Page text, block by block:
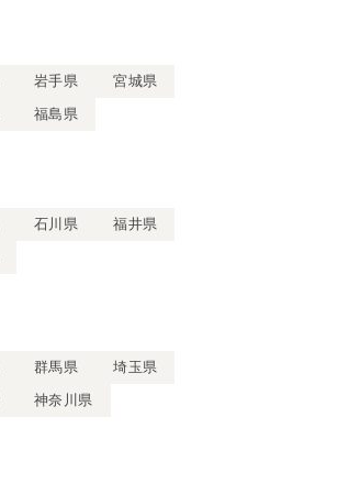
岩手県
宮城県
福島県
石川県
福井県
群馬県
埼玉県
神奈川県